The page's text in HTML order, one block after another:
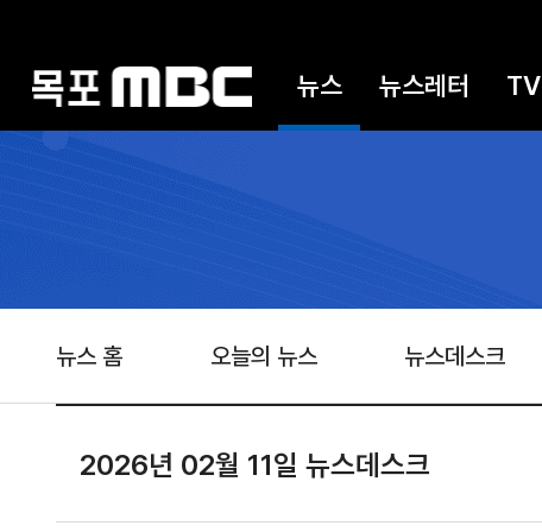
뉴스 뉴스레터 TV
뉴스 홈 오늘의 뉴스 뉴스데스크
2026년 02월 11일 뉴스데스크